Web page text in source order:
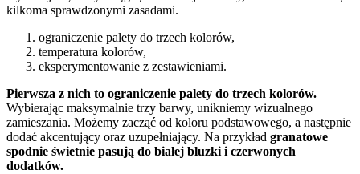
kilkoma sprawdzonymi zasadami.
ograniczenie palety do trzech kolorów,
temperatura kolorów,
eksperymentowanie z zestawieniami.
Pierwsza z nich to ograniczenie palety do trzech kolorów.
Wybierając maksymalnie trzy barwy, unikniemy wizualnego
zamieszania. Możemy zacząć od koloru podstawowego, a następnie
dodać akcentujący oraz uzupełniający. Na przykład granatowe
spodnie świetnie pasują do białej bluzki i czerwonych
dodatków.